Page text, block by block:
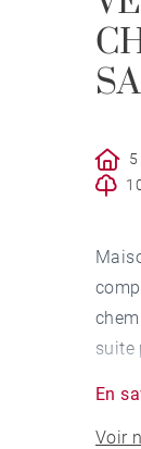
suite
En
Voir